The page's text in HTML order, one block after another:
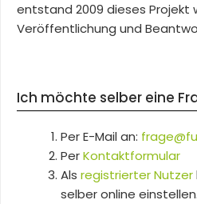
entstand 2009 dieses Projekt
Veröffentlichung und
Ich möchte selber eine
Per E-Mail an:
PerKontaktformular
Als registrierter Nutzer
selber online einstellen.